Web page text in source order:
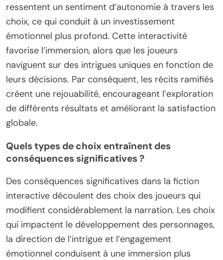
ressentent un sentiment d’autonomie à travers les
choix, ce qui conduit à un investissement
émotionnel plus profond. Cette interactivité
favorise l’immersion, alors que les joueurs
naviguent sur des intrigues uniques en fonction de
leurs décisions. Par conséquent, les récits ramifiés
créent une rejouabilité, encourageant l’exploration
de différents résultats et améliorant la satisfaction
globale.
Quels types de choix entraînent des
conséquences significatives ?
Des conséquences significatives dans la fiction
interactive découlent des choix des joueurs qui
modifient considérablement la narration. Les choix
qui impactent le développement des personnages,
la direction de l’intrigue et l’engagement
émotionnel conduisent à une immersion plus